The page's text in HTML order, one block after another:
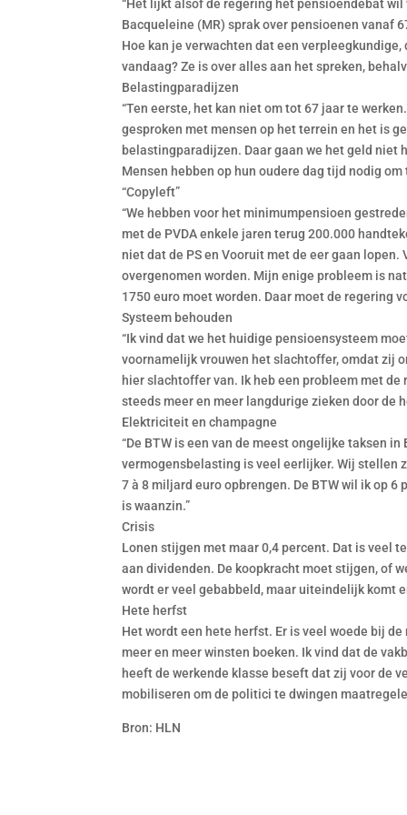
“Het lijkt alsof de regering het pensioendebat
Bacqueleine (MR) sprak over pensioenen vanaf
Hoe kan je verwachten dat een
vandaag? Ze is over alles aan het spreken,
Belastingparadijzen
“Ten eerste, het kan niet om tot 67 jaar te
gesproken met mensen op het terrein en het is
belastingparadijzen. Daar gaan we het geld niet
Mensen hebben op hun oudere dag tijd nodig
“Copyleft”
“We hebben voor het minimumpensioen
met de PVDA enkele jaren terug 200.000
niet dat de PS en Vooruit met de eer gaan lopen.
overgenomen worden. Mijn enige probleem is
1750 euro moet worden. Daar moet de regering
Systeem behouden
“Ik vind dat we het huidige pensioensysteem
voornamelijk vrouwen het slachtoffer, omdat zij
hier slachtoffer van. Ik heb een probleem met
steeds meer en meer langdurige zieken door de
Elektriciteit en champagne
“De BTW is een van de meest ongelijke taksen
vermogensbelasting is veel eerlijker. Wij stellen
7 à 8 miljard euro opbrengen. De BTW wil ik op
is waanzin.”
Crisis
Lonen stijgen met maar 0,4 percent. Dat is veel
aan dividenden. De koopkracht moet stijgen, of
wordt er veel gebabbeld, maar uiteindelijk komt
Hete herfst
Het wordt een hete herfst. Er is veel woede bij
meer en meer winsten boeken. Ik vind dat de
heeft de werkende klasse beseft dat zij voor de
mobiliseren om de politici te dwingen
Bron: HLN